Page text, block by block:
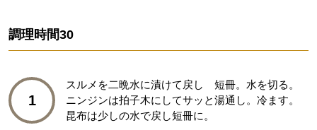
調理時間30
1
スルメを二晩水に漬けて戻し 短冊。水を切る。
ニンジンは拍子木にしてサッと湯通し。冷ます。
昆布は少しの水で戻し短冊に。